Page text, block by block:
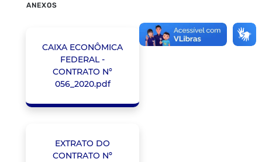
ANEXOS
CAIXA ECONÔMICA
FEDERAL -
CONTRATO N°
056_2020.pdf
EXTRATO DO
CONTRATO Nº